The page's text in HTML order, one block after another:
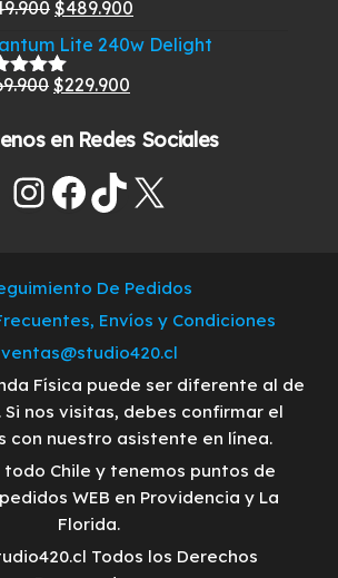
era:
$329.900.
es:
$289.500.
El
precio
original
era:
$489.900
precio
actual
Lite 240w Delight
El
original
$269.900.
$229.900
actual
$229.900.
en Redes Sociales
Instagram
Facebook
TikTok
X
De Pedidos
Envíos y Condiciones
ventas@studio420.cl
Física puede ser diferente al de
Si nos visitas, debes confirmar el
con nuestro asistente en línea.
todo Chile y tenemos puntos de
WEB en Providencia y La
Florida.
Todos los Derechos